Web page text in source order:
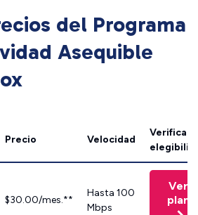
del Programa
Asequible
Precio Velocidad
Verificar
$30.00/mes.**
Hasta 100
Mbps
Ver
plan